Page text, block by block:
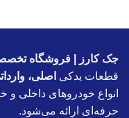
جک کارز | فروشگاه
قطعات یدکی اصلی،
انواع خودروهای داخلی و
حرفه‌ای ارائه می‌شود.